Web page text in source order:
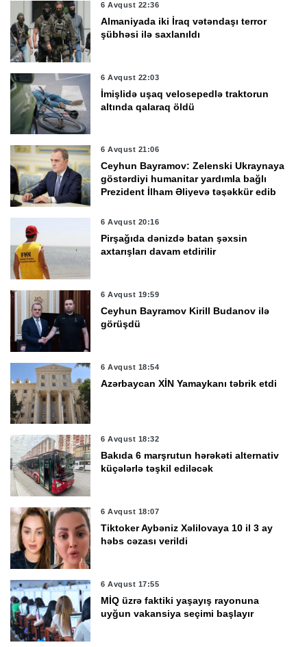
6 Avqust 22:36
Almaniyada iki İraq vətəndaşı terror
şübhəsi ilə saxlanıldı
6 Avqust 22:03
İmişlidə uşaq velosepedlə traktorun
altında qalaraq öldü
6 Avqust 21:06
Ceyhun Bayramov: Zelenski Ukraynaya
göstərdiyi humanitar yardımla bağlı
Prezident İlham Əliyevə təşəkkür edib
6 Avqust 20:16
Pirşağıda dənizdə batan şəxsin
axtarışları davam etdirilir
6 Avqust 19:59
Ceyhun Bayramov Kirill Budanov ilə
görüşdü
6 Avqust 18:54
Azərbaycan XİN Yamaykanı təbrik etdi
6 Avqust 18:32
Bakıda 6 marşrutun hərəkəti alternativ
küçələrlə təşkil ediləcək
6 Avqust 18:07
Tiktoker Aybəniz Xəlilovaya 10 il 3 ay
həbs cəzası verildi
6 Avqust 17:55
MİQ üzrə faktiki yaşayış rayonuna
uyğun vakansiya seçimi başlayır